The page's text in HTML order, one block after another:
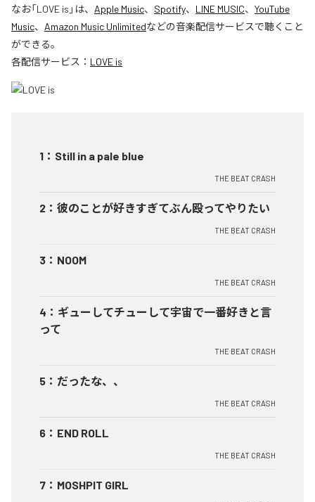
なお「LOVE is 」は、 Apple Music、 Spotify、 LINE MUSIC、 YouTube
Music、 Amazon Music Unlimitedなどの音楽配信サービスで聴くこと
ができる。
各配信サービス： LOVE is
1 ： Still in a pale blue
THE BEAT CRASH
2 ： 彼のことが好きすぎてぶん殴ってやりたい
THE BEAT CRASH
3 ： NOOM
THE BEAT CRASH
4 ： ギューしてチューして宇宙で一番好きと言
って
THE BEAT CRASH
5 ： だったな、、
THE BEAT CRASH
6 ： END ROLL
THE BEAT CRASH
7 ： MOSHPIT GIRL